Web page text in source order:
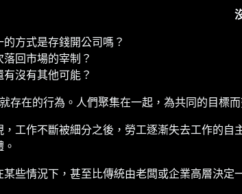
方式是存錢開公司嗎？
回市場的宰制？
沒有其他可能？
存在的行為。人們聚集在一起，為共同的目標
工作不斷被細分之後，勞工逐漸失去工作的
些情況下，甚至比傳統由老闆或企業高層決